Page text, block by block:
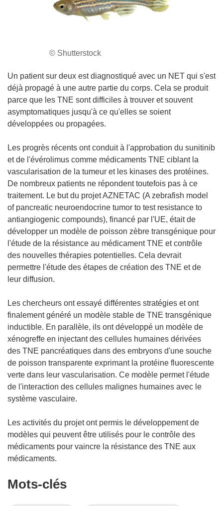
© Shutterstock
Un patient sur deux est diagnostiqué avec un NET qui s'est
déjà propagé à une autre partie du corps. Cela se produit
parce que les TNE sont difficiles à trouver et souvent
asymptomatiques jusqu'à ce qu'elles se soient
développées ou propagées.
Les progrès récents ont conduit à l'approbation du sunitinib
et de l'évérolimus comme médicaments TNE ciblant la
vascularisation de la tumeur et les kinases des protéines.
De nombreux patients ne répondent toutefois pas à ce
traitement. Le but du projet AZNETAC (A zebrafish model
of pancreatic neuroendocrine tumor to test resistance to
antiangiogenic compounds), financé par l'UE, était de
développer un modèle de poisson zèbre transgénique pour
l'étude de la résistance au médicament TNE et contrôle
des nouvelles thérapies potentielles. Cela devrait
permettre l'étude des étapes de création des TNE et de
leur diffusion.
Les chercheurs ont essayé différentes stratégies et ont
finalement généré un modèle stable de TNE transgénique
inductible. En parallèle, ils ont développé un modèle de
xénogreffe en injectant des cellules humaines dérivées
des TNE pancréatiques dans des embryons d'une souche
de poisson transparente exprimant la protéine fluorescente
verte dans leur vascularisation. Ce modèle permet l'étude
de l'interaction des cellules malignes humaines avec le
système vasculaire.
Les activités du projet ont permis le développement de
modèles qui peuvent être utilisés pour le contrôle des
médicaments pour vaincre la résistance des TNE aux
médicaments.
Mots‑clés